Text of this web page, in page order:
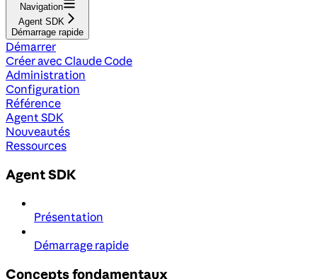
Navigation
Agent SDK
Démarrage rapide
Démarrer
Créer avec Claude Code
Administration
Configuration
Référence
Agent SDK
Nouveautés
Ressources
Agent SDK
Présentation
Démarrage rapide
Concepts fondamentaux